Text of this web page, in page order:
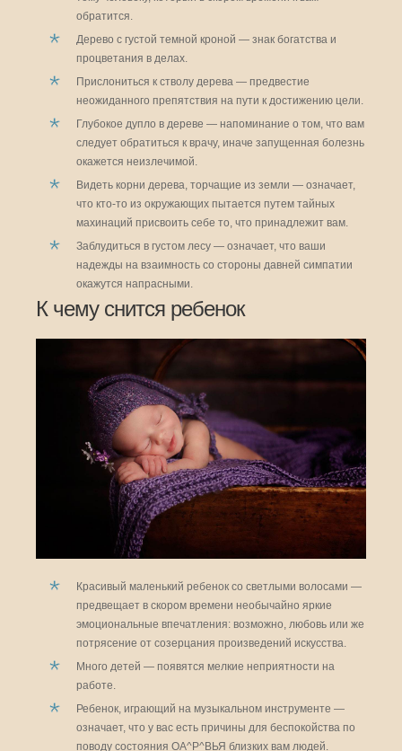
обратится.
Дерево с густой темной кроной — знак богатства и
процветания в делах.
Прислониться к стволу дерева — предвестие
неожиданного препятствия на пути к достижению цели.
Глубокое дупло в дереве — напоминание о том, что вам
следует обратиться к врачу, иначе запущенная болезнь
окажется неизлечимой.
Видеть корни дерева, торчащие из земли — означает,
что кто-то из окружающих пытается путем тайных
махинаций присвоить себе то, что принадлежит вам.
Заблудиться в густом лесу — означает, что ваши
надежды на взаимность со стороны давней симпатии
окажутся напрасными.
К чему снится ребенок
Красивый маленький ребенок со светлыми волосами —
предвещает в скором времени необычайно яркие
эмоциональные впечатления: возможно, любовь или же
потрясение от созерцания произведений искусства.
Много детей — появятся мелкие неприятности на
работе.
Ребенок, играющий на музыкальном инструменте —
означает, что у вас есть причины для беспокойства по
поводу состояния ОА^Р^ВЬЯ близких вам людей.